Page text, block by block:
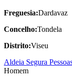
Freguesia:Dardavaz
Concelho:Tondela
Distrito:Viseu
Aldeia Segura
Homem